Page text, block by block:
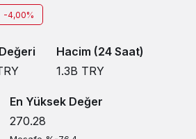
-4,00%
Hacim (24 Saat)
1.3B TRY
En Yüksek Değer
270.28